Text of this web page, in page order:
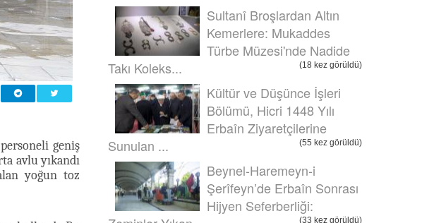
geniş
avlu yıkandı
yoğun toz
Sultanî Broşlardan Altın
Kemerlere: Mukaddes
Türbe Müzesi'nde Nadide
Takı Koleks...
(18 kez görüldü)
Kültür ve Düşünce İşleri
Bölümü, Hicri 1448 Yılı
Erbaîn Ziyaretçilerine
Sunulan ...
(55 kez görüldü)
Beynel-Haremeyn-i
Şerîfeyn’de Erbaîn Sonrası
Hijyen Seferberliği:
(33 kez görüldü)